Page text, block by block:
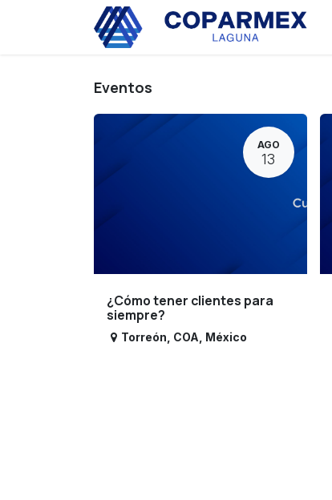
Eventos
AGO
13
¿Cómo tener clientes para
siempre?
Torreón COA México